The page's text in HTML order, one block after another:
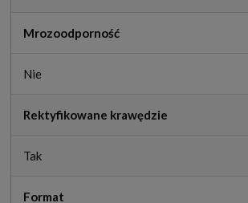
Mrozoodporność
Nie
Rektyfikowane krawędzie
Tak
Format